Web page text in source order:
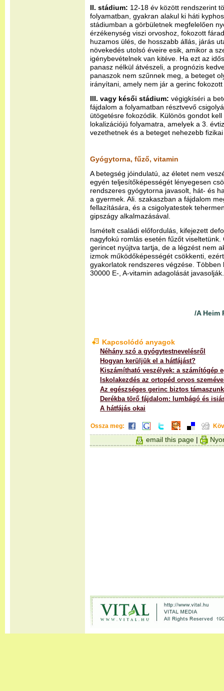
II. stádium: 12-18 év között rendszerint
folyamatban, gyakran alakul ki háti
stádiumban a görbületnek megfelelően
érzékenység viszi orvoshoz, fokozott
huzamos ülés, de hosszabb állás, járás
növekedés utolsó éveire esik, amikor a
igénybevételnek van kitéve. Ha ezt az
panasz nélkül átvészeli, a prognózis
panaszok nem szűnnek meg, a beteget
irányítani, amely nem jár a gerinc
III. vagy késői stádium: végigkíséri a
fájdalom a folyamatban résztvevő
ütögetésre fokozódik. Különös gondot
lokalizációjú folyamatra, amelyek a 3.
vezethetnek és a beteget nehezebb
Gyógytorna, fűző, vitamin
A betegség jóindulatú, az életet nem
egyén teljesítőképességét lényegesen
rendszeres gyógytorna javasolt, hát- és
a gyermek. Ali. szakaszban a fájdalom
fellazítására, és a csigolyatestek
gipszágy alkalmazásával.
Ismételt családi előfordulás, kifejezett
nagyfokú romlás esetén fűzőt
gerincet nyújtva tartja, de a légzést nem
izmok működőképességét csökkenti,
gyakorlatok rendszeres végzése.
30000 E-, A-vitamin adagolását javasolják.
/A Heim
Kapcsolódó anyagok
Néhány szó a gyógytestnevelésről
Hogyan kerüljük el a hátfájást?
Kiszámítható veszélyek: a számítógép
Iskolakezdés az ortopéd orvos
Az egészséges gerinc biztos támaszunk
Derékba törő fájdalom: lumbágó és
A hátfájás okai
Ossza meg:
email this page|